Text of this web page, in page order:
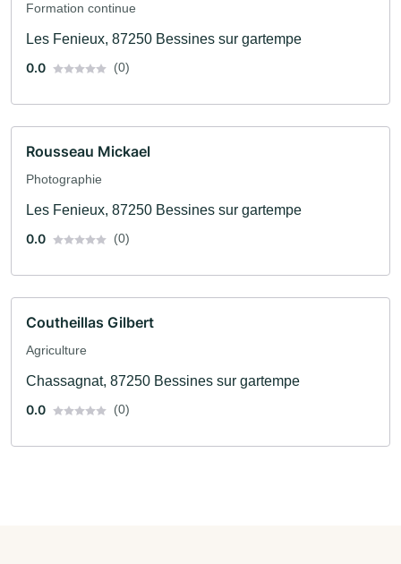
Formation continue
Les Fenieux, 87250 Bessines sur gartempe
0.0
(0)
Rousseau Mickael
Photographie
Les Fenieux, 87250 Bessines sur gartempe
0.0
(0)
Coutheillas Gilbert
Agriculture
Chassagnat, 87250 Bessines sur gartempe
0.0
(0)